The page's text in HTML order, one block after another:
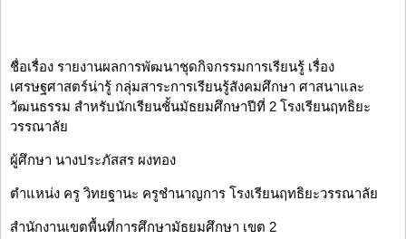
ชื่อเรื่อง รายงานผลการพัฒนาชุดกิจกรรมการเรียนรู้ เรื่อง
เศรษฐศาสตร์น่ารู้ กลุ่มสาระการเรียนรู้สังคมศึกษา ศาสนาและ
วัฒนธรรม สำหรับนักเรียนชั้นมัธยมศึกษาปีที่ 2 โรงเรียนฤทธิยะ
วรรณาลัย
ผู้ศึกษา นางประภัสสร ผงทอง
ตำแหน่ง ครู วิทยฐานะ ครูชำนาญการ โรงเรียนฤทธิยะวรรณาลัย
สำนักงานเขตพื้นที่การศึกษามัธยมศึกษา เขต 2